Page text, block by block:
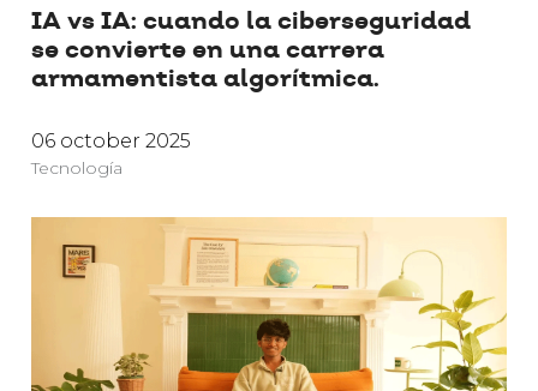
IA vs IA: cuando la ciberseguridad
se convierte en una carrera
armamentista algorítmica.
06 october 2025
Tecnología